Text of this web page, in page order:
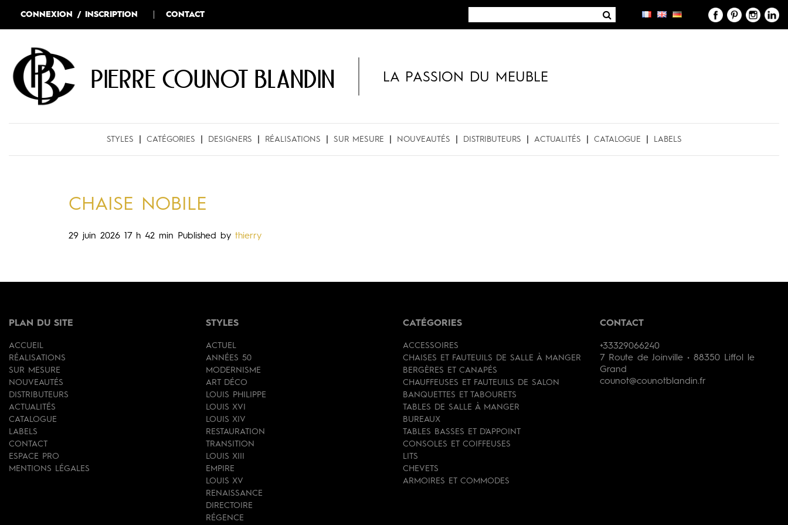
CONNEXION / INSCRIPTION CONTACT
Pierre COUNOT BLANDIN LA PASSION DU MEUBLE
STYLES CATÉGORIES DESIGNERS RÉALISATIONS SUR MESURE NOUVEAUTÉS DISTRIBUTEURS ACTUALITÉS CATALOGUE LABELS
CHAISE NOBILE
29 juin 2026 17 h 42 min Published by thierry
PLAN DU SITE
ACCUEIL
RÉALISATIONS
SUR MESURE
NOUVEAUTÉS
DISTRIBUTEURS
ACTUALITÉS
CATALOGUE
LABELS
CONTACT
ESPACE PRO
MENTIONS LÉGALES
STYLES
ACTUEL
ANNÉES 50
MODERNISME
ART DÉCO
LOUIS PHILIPPE
LOUIS XVI
LOUIS XIV
RESTAURATION
TRANSITION
LOUIS XIII
EMPIRE
LOUIS XV
RENAISSANCE
DIRECTOIRE
RÉGENCE
CATÉGORIES
ACCESSOIRES
CHAISES ET FAUTEUILS DE SALLE À MANGER
BERGÈRES ET CANAPÉS
CHAUFFEUSES ET FAUTEUILS DE SALON
BANQUETTES ET TABOURETS
TABLES DE SALLE À MANGER
BUREAUX
TABLES BASSES ET D'APPOINT
CONSOLES ET COIFFEUSES
LITS
CHEVETS
ARMOIRES ET COMMODES
CONTACT
+33329066240
7 Route de Joinville • 88350 Liffol le
Grand
counot@counotblandin.fr